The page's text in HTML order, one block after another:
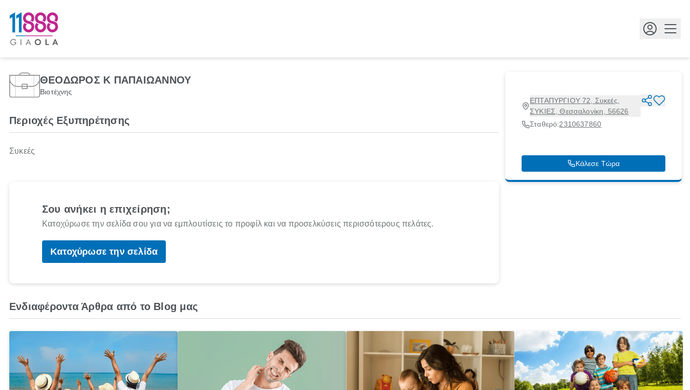
ΘΕΟΔΩΡΟΣ Κ ΠΑΠΑΙΩΑΝΝΟΥ
Βιοτέχνης
ΕΠΤΑΠΥΡΓΙΟΥ 72, Συκεές,
ΣΥΚΙΕΣ, Θεσσαλονίκη, 56626
Σταθερό:2310637860
Κάλεσε Τώρα
Περιοχές Εξυπηρέτησης
Συκεές
Σου ανήκει η επιχείρηση;
Κατοχύρωσε την σελίδα σου για να εμπλουτίσεις το προφίλ και να προσελκύσεις περισσότερους πελάτες.
Κατοχύρωσε την σελίδα
Ενδιαφέροντα Άρθρα από το Blog μας